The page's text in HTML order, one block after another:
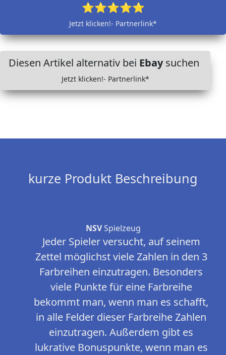
⭐⭐⭐⭐⭐
Jetzt klicken!- Partnerlink*
Diesen Artikel alternativ bei Ebaysuchen
Jetzt klicken!- Partnerlink*
kurze Produkt Beschreibung
NSVSpielzeug
Jeder Spieler versucht, auf seinem
Zettel möglichst viele Zahlen in den 3
Farbreihen einzutragen. Besonders
viele Punkte für eine Farbreihe
bekommt man, wenn man es schafft,
in alle Felder dieser Farbreihe Zahlen
einzutragen. Außerdem gibt es
lukrative Bonuspunkte, wenn man es